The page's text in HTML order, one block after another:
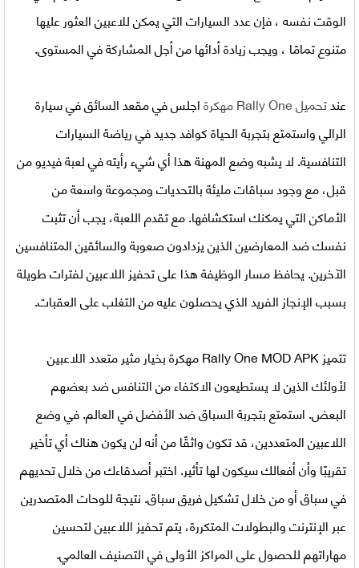
الوقت نفسه ، فإن عدد السيارات التي يمكن للاعبين العثور عليها
متنوع تمامًا ، ويجب زيادة أدائها من أجل المشاركة في المستوى.
عندتحميل Rally One مهكرة
اجلس في مقعد السائق في سيارة
الرالي واستمتع بتجربة الحياة كوافد جديد في رياضة السيارات
التنافسية. لا يشبه وضع المهنة هذا أي شيء رأيته في لعبة فيديو من
قبل، مع وجود سباقات مليئة بالتحديات ومجموعة واسعة من
الأماكن التي يمكنك استكشافها. مع تقدم اللعبة، يجب أن تثبت
نفسك ضد المعارضين الذين يزدادون صعوبة والسائقين المتنافسين
الآخرين. يحافظ مسار الوظيفة هذا على تحفيز اللاعبين لفترات طويلة
بسبب الإنجاز الفريد الذي يحصلون عليه من التغلب على العقبات.
تتميزRally One MOD APK مهكرة
بخيار مثير متعدد اللاعبين
لأولئك الذين لا يستطيعون الاكتفاء من التنافس ضد بعضهم
البعض. استمتع بتجربة السباق ضد الأفضل في العالم. في وضع
اللاعبين المتعددين، قد تكون واثقًا من أنه لن يكون هناك أي تأخير
تقريبًا وأن أفعالك سيكون لها تأثير. اختبر أصدقاءك من خلال تحديهم
في سباق أو من خلال تشكيل فريق سباق. نتيجة للوحات المتصدرين
عبر الإنترنت والبطولات المتكررة، يتم تحفيز اللاعبين لتحسين
مهاراتهم للحصول على المراكز الأولى في التصنيف العالمي.